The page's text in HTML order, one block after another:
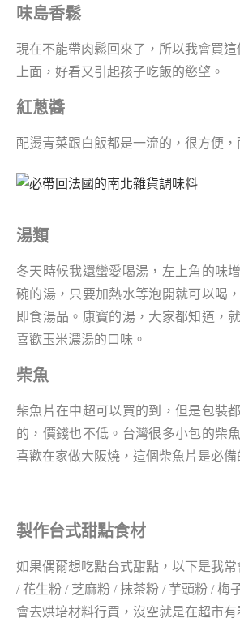
味島香鬆
現在不能帶肉鬆回來了，所以我會買
上面，好看又引起孩子吃飯的慾望。
紅蔥醬
配燙青菜跟白飯都是一流的，很方便，
湯類
冬天時候我還蠻愛喝湯，左上角的味
碗的湯，只要加熱水等泡開就可以喝
即食湯品。康寶的湯，大家都知道，
喜歡玉米濃湯的口味。
柴魚
柴魚片在中超可以買的到，但是包裝
的，價錢也不低。台灣很多小包的柴
喜歡在家做大阪燒，這個柴魚片是必備
製作台式甜點食材
如果偶爾想吃點台式甜點，以下是我
/ 花生粉 / 芝麻粉 / 抹茶粉 / 芋頭粉 / 梅
會去烘培材料行買，沒空就是在超市